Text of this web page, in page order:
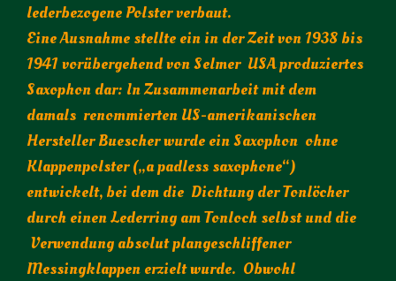
lederbezogene Polster verbaut.
Eine Ausnahme stellte ein in der Zeit von 1938 bis
1941 vorübergehend von Selmer USA produziertes
Saxophon dar: In Zusammenarbeit mit dem
damals renommierten US-amerikanischen
Hersteller Buescher wurde ein Saxophon ohne
Klappenpolster („a padless saxophone“)
entwickelt, bei dem die Dichtung der Tonlöcher
durch einen Lederring am Tonloch selbst und die
Verwendung absolut plangeschliffener
Messingklappen erzielt wurde. Obwohl